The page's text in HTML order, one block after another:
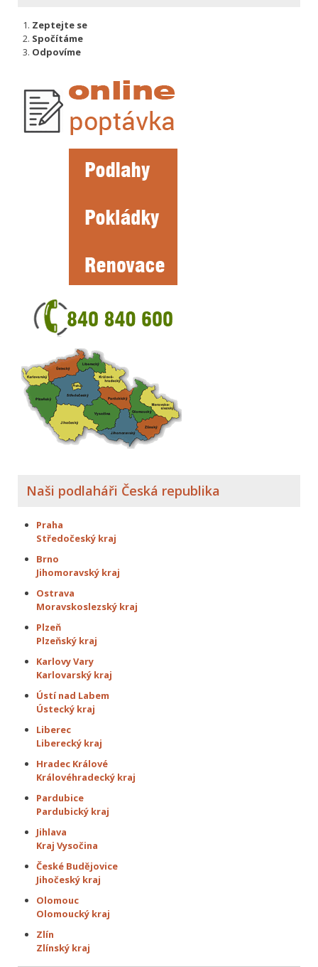
Zeptejte se
Spočítáme
Odpovíme
Naši podlaháři Česká republika
Praha
Středočeský kraj
Brno
Jihomoravský kraj
Ostrava
Moravskoslezský kraj
Plzeň
Plzeňský kraj
Karlovy Vary
Karlovarský kraj
Ústí nad Labem
Ústecký kraj
Liberec
Liberecký kraj
Hradec Králové
Královéhradecký kraj
Pardubice
Pardubický kraj
Jihlava
Kraj Vysočina
České Budějovice
Jihočeský kraj
Olomouc
Olomoucký kraj
Zlín
Zlínský kraj